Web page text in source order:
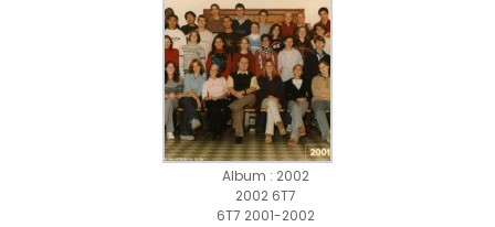
Album : 2002
2002 6T7
6T7 2001-2002